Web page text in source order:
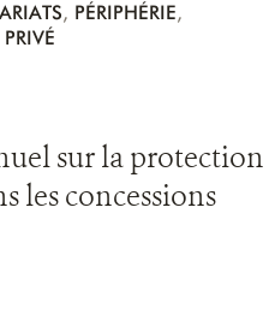
, PÉRIPHÉRIE,
sur la protection
les concessions